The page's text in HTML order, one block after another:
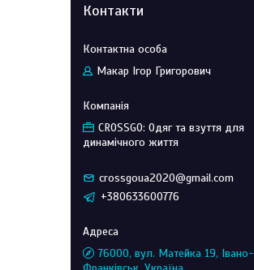
Контакти
Макар Ігор Григорович
CROSSGO: Одяг та взуття для
динамічного життя
crossgoua2020@gmail.com
+380633600776
76000, вул. Матейка 19, Івано-